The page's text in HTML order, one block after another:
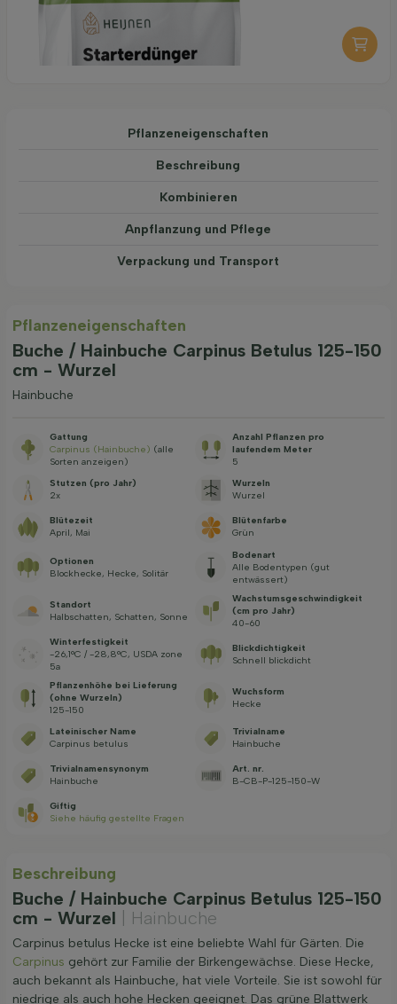
Pflanzeneigenschaften
Beschreibung
Kombinieren
Anpflanzung und Pflege
Verpackung und Transport
Pflanzeneigenschaften
Buche / Hainbuche Carpinus Betulus 125-150
cm - Wurzel
Hainbuche
Gattung
Carpinus (Hainbuche) (alle
Sorten anzeigen)
Anzahl Pflanzen pro
laufendem Meter
5
Stutzen (pro Jahr)
2x
Wurzeln
Wurzel
Blütezeit
April, Mai
Blütenfarbe
Grün
Optionen
Blockhecke, Hecke, Solitär
Bodenart
Alle Bodentypen (gut
entwässert)
Standort
Halbschatten, Schatten, Sonne
Wachstums­geschwindig­keit
(cm pro Jahr)
40-60
Winterfestigkeit
-26,1°C / -28,8°C, USDA zone
5a
Blickdichtigkeit
Schnell blickdicht
Pflanzenhöhe bei Lieferung
(ohne Wurzeln)
125-150
Wuchsform
Hecke
Lateinischer Name
Carpinus betulus
Trivialname
Hainbuche
Trivialnamensynonym
Hainbuche
Art. nr.
B-CB-P-125-150-W
Giftig
Siehe häufig gestellte Fragen
Beschreibung
Buche / Hainbuche Carpinus Betulus 125-150
cm - Wurzel
| Hainbuche
Carpinus betulus Hecke ist eine beliebte Wahl für Gärten. Die
Carpinus gehört zur Familie der Birkengewächse. Diese Hecke,
auch bekannt als Hainbuche, hat viele Vorteile. Sie ist sowohl für
niedrige als auch hohe Hecken geeignet. Das grüne Blattwerk